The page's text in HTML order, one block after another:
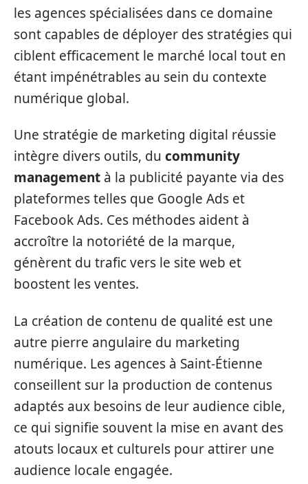
les agences spécialisées dans ce domaine
sont capables de déployer des stratégies qui
ciblent efficacement le marché local tout en
étant impénétrables au sein du contexte
numérique global.
Une stratégie de marketing digital réussie
intègre divers outils, du community
management à la publicité payante via des
plateformes telles que Google Ads et
Facebook Ads. Ces méthodes aident à
accroître la notoriété de la marque,
génèrent du trafic vers le site web et
boostent les ventes.
La création de contenu de qualité est une
autre pierre angulaire du marketing
numérique. Les agences à Saint-Étienne
conseillent sur la production de contenus
adaptés aux besoins de leur audience cible,
ce qui signifie souvent la mise en avant des
atouts locaux et culturels pour attirer une
audience locale engagée.